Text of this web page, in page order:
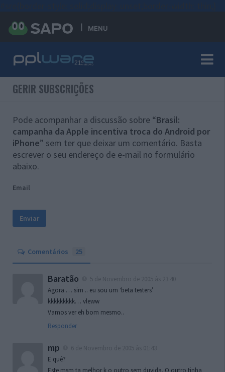
MENU
GERIR SUBSCRIÇÕES
Pode acompanhar a discussão sobre “Brasil:
campanha da Apple incentiva troca do Android por
iPhone” sem ter que deixar um comentário. Basta
escrever o seu endereço de e-mail no formulário
abaixo.
Email
Comentários 25
Baratão
Agora … sim .. eu sou um ‘beta testers’
kkkkkkkkk… vleww
Vamos ver eh bom mesmo..
Responder
mp
E quê?
Este msm ta melhor k o outro sem duvida. O outro tinha